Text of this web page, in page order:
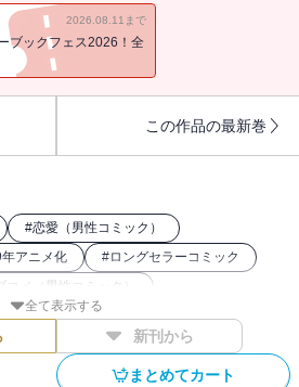
2026.08.11まで
ブックフェス2026！全
この作品の最新巻
#恋愛（男性コミック）
アニメ化 #ロングセラーコミック
コメ（男性コミック）
全て表示する
新刊から
まとめてカート